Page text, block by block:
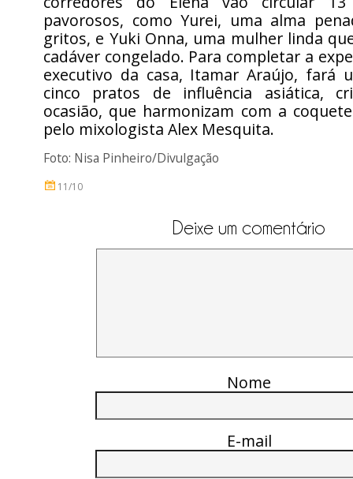
pavorosos, como Yurei, uma alma
gritos, e Yuki Onna, uma mulher linda
cadáver congelado. Para completar a
executivo da casa, Itamar Araújo, fará
cinco pratos de influência asiática,
ocasião, que harmonizam com a
pelo mixologista Alex Mesquita.
Foto: Nisa Pinheiro/Divulgação
11/10
Deixe um comentário
Nome
E-mail